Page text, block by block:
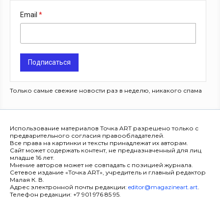
Email
Подписаться
Только самые свежие новости раз в неделю, никакого спама
Использование материалов Точка ART разрешено только с
предварительного согласия правообладателей.
Все права на картинки и тексты принадлежат их авторам.
Сайт может содержать контент, не предназначенный для лиц
младше 16 лет.
Мнение авторов может не совпадать с позицией журнала.
Сетевое издание «Точка ART», учредитель и главный редактор
Малая К. В.
Адрес электронной почты редакции: editor@magazineart.art.
Телефон редакции: +7 901 976 85 95.